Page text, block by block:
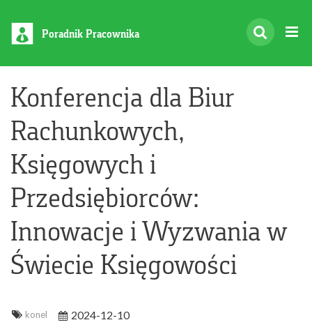
Poradnik Pracownika
Konferencja dla Biur
Rachunkowych,
Księgowych i
Przedsiębiorców:
Innowacje i Wyzwania w
Świecie Księgowości
konel 2024-12-10